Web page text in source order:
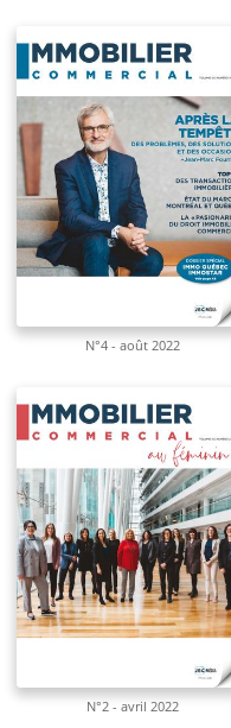
N°4 - août 2022
N°2 - avril 2022